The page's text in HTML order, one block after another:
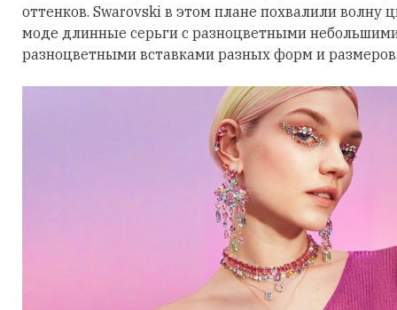
оттенков. Swarovski в этом плане похвалили волну
моде длинные серьги с разноцветными
разноцветными вставками разных форм и